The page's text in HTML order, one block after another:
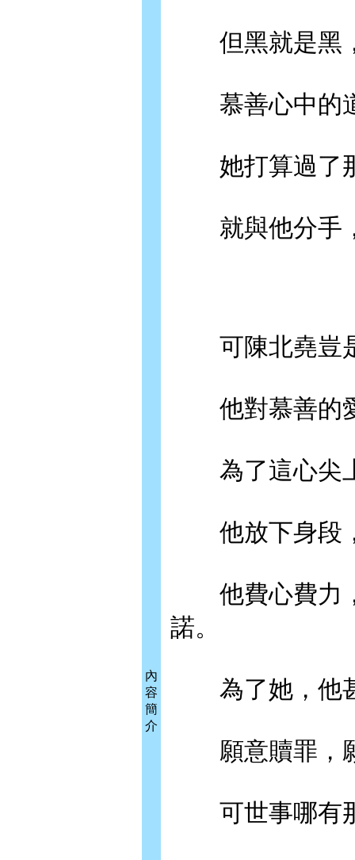
內
容
簡
介
但黑就是黑
慕善心中的道
她打算過了
就與他分手
可陳北堯豈是
他對慕善的
為了這心尖
他放下身段，
他費心費力，
諾。
為了她，他甚
願意贖罪，
可世事哪有